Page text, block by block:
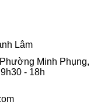
Lâm
Minh Phụng,
- 18h